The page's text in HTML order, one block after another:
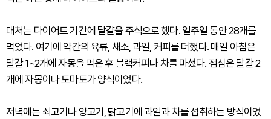
대처는 다이어트 기간에 달걀을 주식으로 했다. 일주일 동안 28개를
먹었다. 여기에 약간의 육류, 채소, 과일, 커피를 더했다. 매일 아침은
달걀 1~2개에 자몽을 먹은 후 블랙커피나 차를 마셨다. 점심은 달걀 2
개에 자몽이나 토마토가 양식이었다.
저녁에는 쇠고기나 양고기, 닭고기에 과일과 차를 섭취하는 방식이었